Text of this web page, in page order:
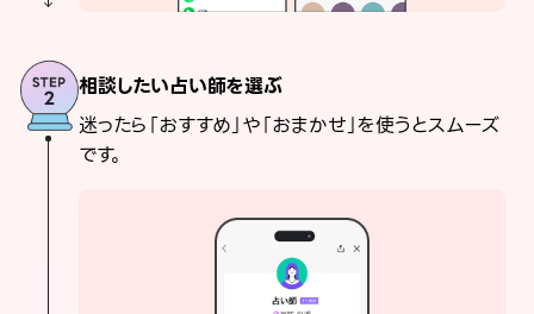
相談したい占い師を選ぶ
迷ったら「おすすめ」や「おまかせ」を使うとスムーズ
です。